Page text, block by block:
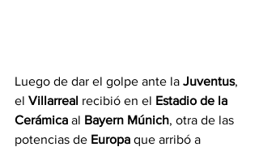
Luego de dar el golpe ante la Juventus,
el Villarreal recibió en el Estadio de la
Cerámica al Bayern Múnich, otra de las
potencias de Europa que arribó a